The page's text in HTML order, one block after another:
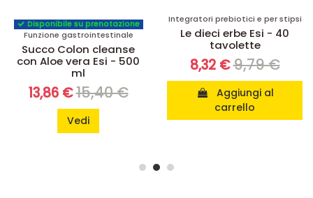
Disponibile su prenotazione
Funzione gastrointestinale
Succo Colon cleanse
con Aloe vera Esi - 500
ml
13,86 €15,40 €
Vedi
Integratori prebiotici e per stipsi
Le dieci erbe Esi - 40
tavolette
8,32 €9,79 €
carrello